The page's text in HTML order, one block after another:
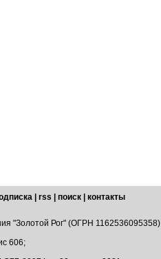
rss поиск
контакты
"Золотой Рог" (ОГРН 1162536095358)
606;